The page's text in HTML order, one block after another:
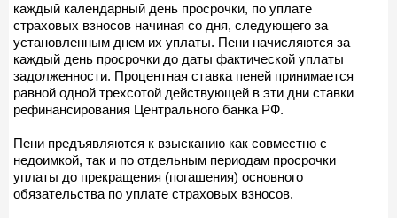
каждый календарный день просрочки, по уплате
страховых взносов начиная со дня, следующего за
установленным днем их уплаты. Пени начисляются за
каждый день просрочки до даты фактической уплаты
задолженности. Процентная ставка пеней принимается
равной одной трехсотой действующей в эти дни ставки
рефинансирования Центрального банка РФ.
Пени предъявляются к взысканию как совместно с
недоимкой, так и по отдельным периодам просрочки
уплаты до прекращения (погашения) основного
обязательства по уплате страховых взносов.